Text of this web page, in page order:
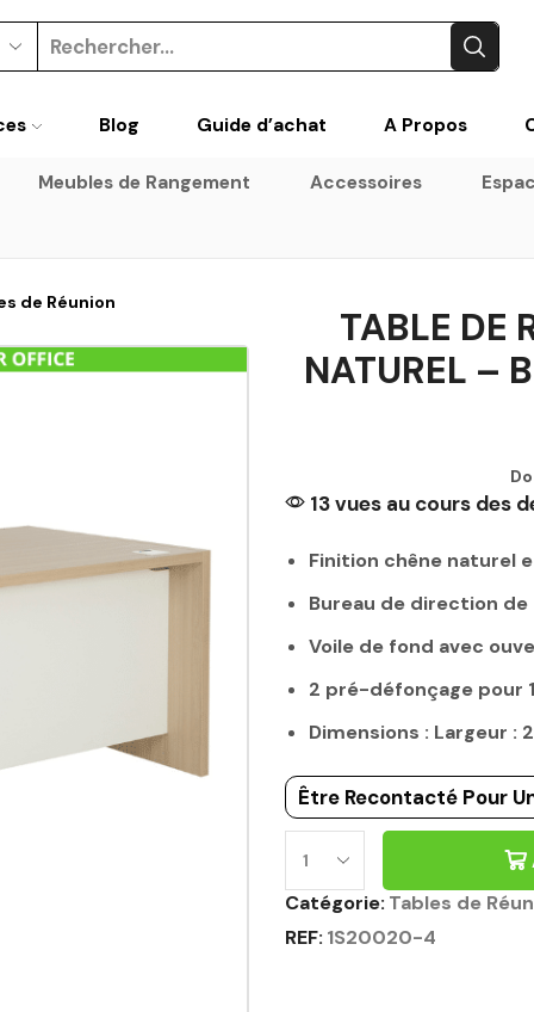
Blog Guide d’achat A Propos
Meubles de Rangement Accessoires
de Réunion
TABLE DE
NATUREL –
13 vues au cours des
Finition chêne naturel
Bureau de direction
Voile de fond avec
2 pré-défonçage pour
Dimensions : Largeur
Être Recontacté Pour
Catégorie: Tables de
REF: 1S20020-4